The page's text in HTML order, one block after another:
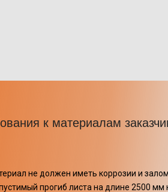
к материалам
не должен иметь коррозии и
прогиб листа на длине 2500 мм